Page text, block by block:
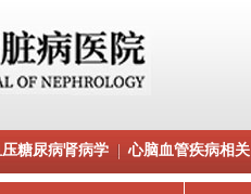
糖尿病肾病学 心脑血管疾病相关